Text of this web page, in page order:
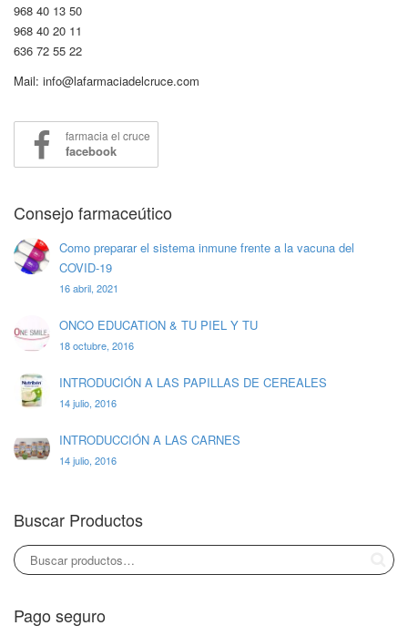
968 40 13 50
968 40 20 11
636 72 55 22
Mail: info@lafarmaciadelcruce.com
farmacia el cruce
facebook
Consejo farmaceútico
Como preparar el sistema inmune frente a la vacuna del
COVID-19
16 abril, 2021
ONCO EDUCATION & TU PIEL Y TU
18 octubre, 2016
INTRODUCIÓN A LAS PAPILLAS DE CEREALES
14 julio, 2016
INTRODUCCIÓN A LAS CARNES
14 julio, 2016
Buscar Productos
Pago seguro